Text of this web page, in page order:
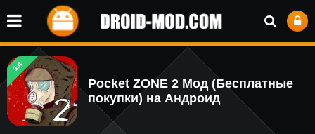
3.4
Pocket ZONE 2 Мод (Бесплатные
покупки) на Андроид